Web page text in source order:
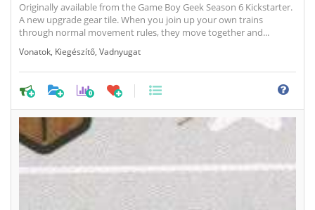
Originally available from the Game Boy Geek Season 6 Kickstarter.
A new upgrade gear tile. When you join up your own trains
through normal movement rules, they move together and...
Vonatok Kiegészítő Vadnyugat
0